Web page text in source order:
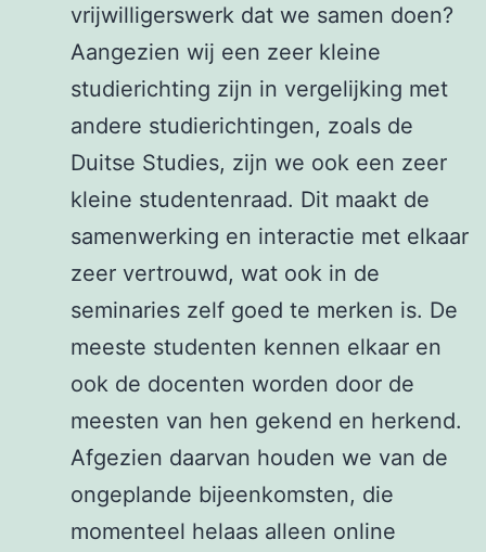
vrijwilligerswerk dat we samen doen?
Aangezien wij een zeer kleine
studierichting zijn in vergelijking met
andere studierichtingen, zoals de
Duitse Studies, zijn we ook een zeer
kleine studentenraad. Dit maakt de
samenwerking en interactie met elkaar
zeer vertrouwd, wat ook in de
seminaries zelf goed te merken is. De
meeste studenten kennen elkaar en
ook de docenten worden door de
meesten van hen gekend en herkend.
Afgezien daarvan houden we van de
ongeplande bijeenkomsten, die
momenteel helaas alleen online